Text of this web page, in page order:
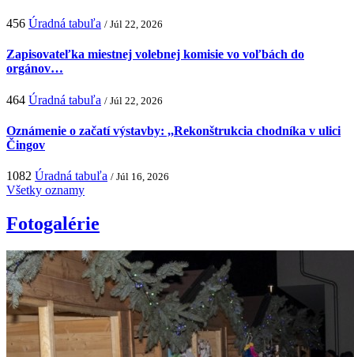
456 Úradná tabuľa / Júl 22, 2026
Zapisovateľka miestnej volebnej komisie vo voľbách do
orgánov…
464 Úradná tabuľa / Júl 22, 2026
Oznámenie o začatí výstavby: ,,Rekonštrukcia chodníka v ulici
Čingov
1082 Úradná tabuľa / Júl 16, 2026
Všetky oznamy
Fotogalérie